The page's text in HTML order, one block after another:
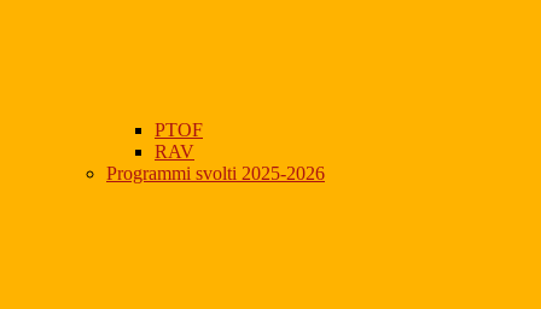
PTOF
RAV
Programmi svolti 2025-2026